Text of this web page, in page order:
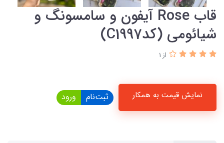
قاب Rose آیفون و سامسونگ و
شیائومی (کدC1997)
از 1
نمایش قیمت به همکار ثبت‌نام ورود